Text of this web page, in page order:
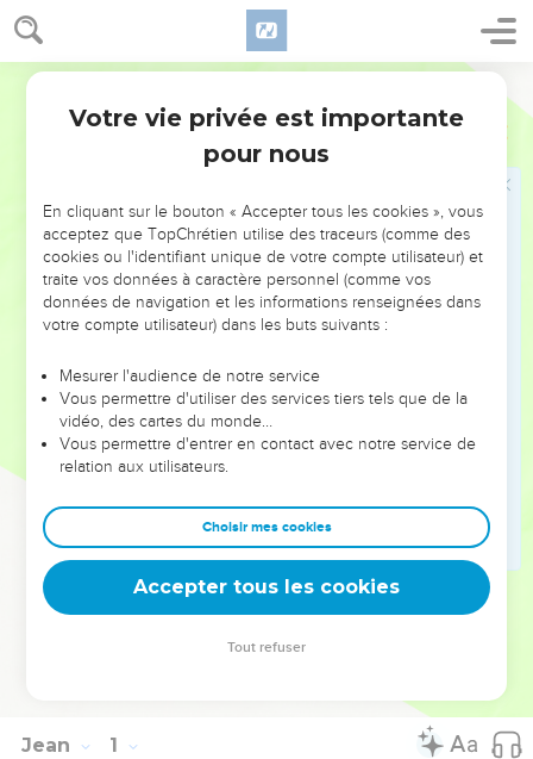
Jean Introduction
ténèbres, la Vérité qui affranchit du mensonge, en un mot :
le Seigneur lui-même.
Devant de telles affirmations, on ne pouvait que condamner
ou croire. La plupart ont crié au *blasphème, mais plusieurs
vers qui irions-nous ? Toi seul, tu as les paroles de la vie
éternelle » (6.68).
L’affrontement qui a marqué les trois années de vie
publique de Jésus culmine dans son procès fantoche et
dans sa condamnation par les hommes (ch. 13 à 19). Mais
la vie pour toujours. Il a ainsi prouvé son innocence, et
montré que ses paroles étaient vraies. C’est pourquoi
Thomas, vaincu par l’évidence, a proclamé en l’adorant : «
Mon Seigneur et mon Dieu » (20.28). Jean invite ses
écrits pour que vous croyiez que Jésus est le Christ, le Fils
de Dieu, et qu’en croyant, vous possédiez la vie en son nom
» (cf. 20.31).
permission. All rights reserved worldwide.
Jean 1
Votre vie privée est importante
pour nous
En cliquant sur le bouton « Accepter tous les cookies », vous
acceptez que TopChrétien utilise des traceurs (comme des
cookies ou l'identifiant unique de votre compte utilisateur) et
traite vos données à caractère personnel (comme vos
données de navigation et les informations renseignées dans
votre compte utilisateur) dans les buts suivants :
Mesurer l'audience de notre service
Vous permettre d'utiliser des services tiers tels que de la
vidéo, des cartes du monde…
Vous permettre d'entrer en contact avec notre service de
relation aux utilisateurs.
Choisir mes cookies
Accepter tous les cookies
Tout refuser